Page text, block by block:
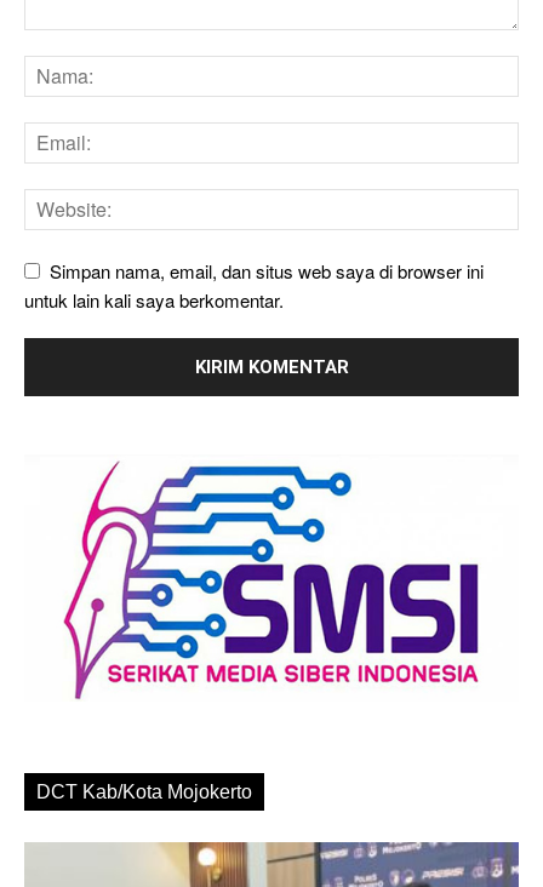
Simpan nama, email, dan situs web saya di browser ini
untuk lain kali saya berkomentar.
DCT Kab/Kota Mojokerto